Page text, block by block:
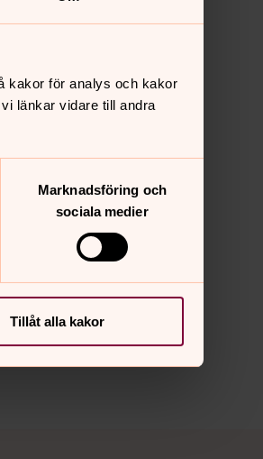
kakor för analys och kakor
länkar vidare till andra
Marknadsföring och
sociala medier
Tillåt alla kakor